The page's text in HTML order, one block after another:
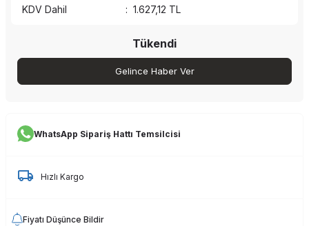
KDV Dahil
: 1.627,12 TL
Tükendi
Gelince Haber Ver
WhatsApp Sipariş Hattı Temsilcisi
Hızlı Kargo
Fiyatı Düşünce Bildir